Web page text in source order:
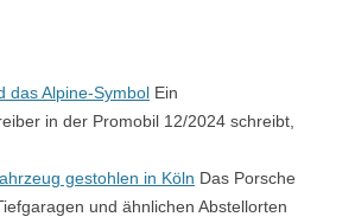
das Alpine-Symbol Ein
in der Promobil 12/2024 schreibt,
gestohlen in Köln Das Porsche
und ähnlichen Abstellorten